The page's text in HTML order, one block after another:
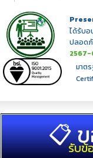
ได้รับอ
ปลอดภั
มาต
📋รับข้